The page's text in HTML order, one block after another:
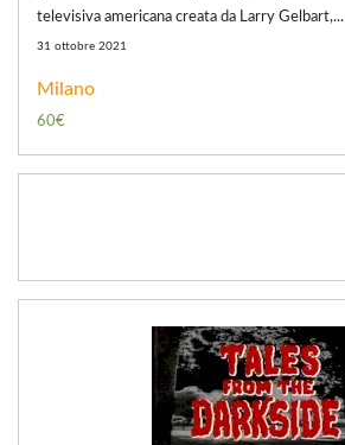
televisiva americana creata da Larry Gelbart,...
31 ottobre 2021
Milano
60€